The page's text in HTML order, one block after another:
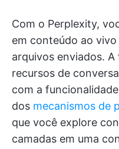
Com o Perplexity,
em conteúdo ao
arquivos enviados.
recursos de
com a
dos mecanismos de
que você explore
camadas em uma